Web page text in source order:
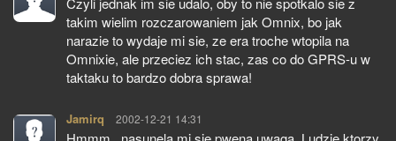
takim wielim rozczarowaniem jak Omnix, bo jak
narazie to wydaje mi sie, ze era troche wtopila na
Omnixie, ale przeciez ich stac, zas co do GPRS-u w
taktaku to bardzo dobra sprawa!
Jamirq pisze:
2002-12-21 14:31